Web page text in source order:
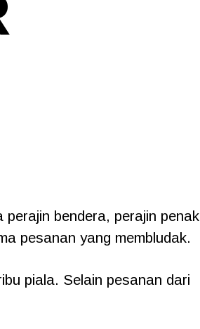
bendera, perajin penak
pesanan yang membludak.
piala. Selain pesanan dari